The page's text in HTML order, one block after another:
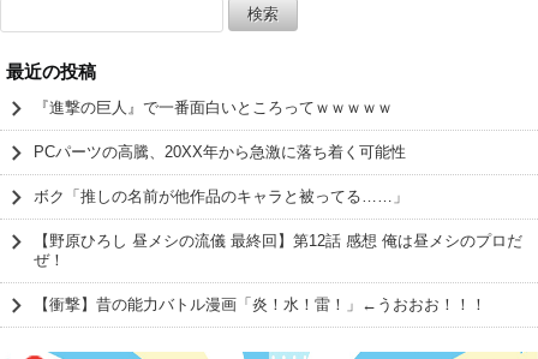
索:
最近の投稿
『進撃の巨人』で一番面白いところってｗｗｗｗｗ
PCパーツの高騰、20XX年から急激に落ち着く可能性
ボク「推しの名前が他作品のキャラと被ってる……」
【野原ひろし 昼メシの流儀 最終回】第12話 感想 俺は昼メシのプロだ
ぜ！
【衝撃】昔の能力バトル漫画「炎！水！雷！」←うおおお！！！